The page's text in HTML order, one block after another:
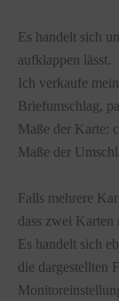
Es handelt sich
aufklappen lässt.
Ich verkaufe
Briefumschlag,
Maße der Karte:
Maße der
Falls mehrere
dass zwei Karten
Es handelt sich
die dargestellten